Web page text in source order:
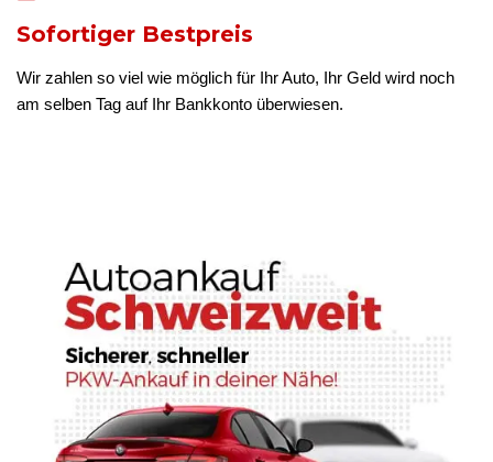
Sofortiger Bestpreis
Wir zahlen so viel wie möglich für Ihr Auto, Ihr Geld wird noch
am selben Tag auf Ihr Bankkonto überwiesen.